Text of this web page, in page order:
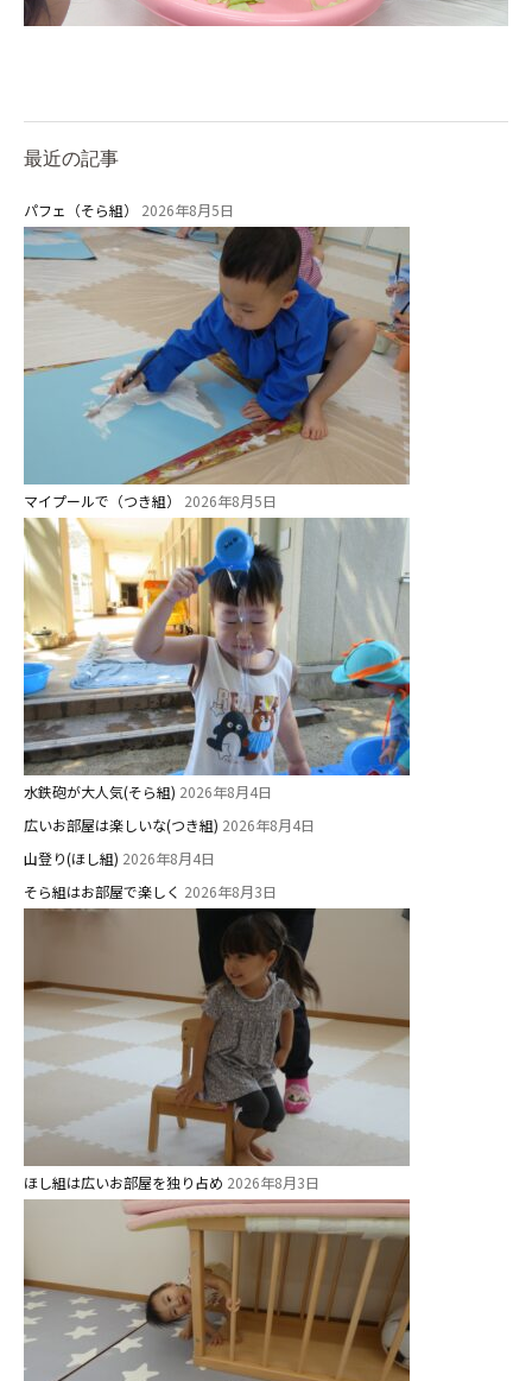
最近の記事
パフェ（そら組） 2026年8月5日
マイプールで（つき組） 2026年8月5日
水鉄砲が大人気(そら組) 2026年8月4日
広いお部屋は楽しいな(つき組) 2026年8月4日
山登り(ほし組) 2026年8月4日
そら組はお部屋で楽しく 2026年8月3日
ほし組は広いお部屋を独り占め 2026年8月3日
理事長のことば
年間⾏事
預かり保育［ヒラソル ]
美⽊多チコス
美⽊多チコスについて
美⽊多チコスブログ
未就園児クラス
0歳親子登園［マカロンクラス ]
1歳・2歳親子登園［マリポサクラ
ス ]
2歳児ひとり登園［ゆず組 ]
グループ施設・
関係先リンク
学校法⼈鴨⾕学園 鳳幼稚園
学校法⼈諏訪森学園 諏訪森幼稚
園
⼤阪府私⽴幼稚園連盟
社会福祉法人野田福祉会